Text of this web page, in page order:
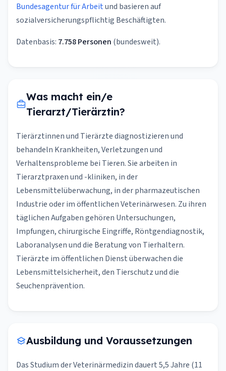
Bundesagentur für Arbeitund basieren auf
sozialversicherungspflichtig Beschäftigten.
Datenbasis: 7.758 Personen (bundesweit).
Was macht ein/e
Tierarzt/Tierärztin?
Tierärztinnen und Tierärzte diagnostizieren und
behandeln Krankheiten, Verletzungen und
Verhaltensprobleme bei Tieren. Sie arbeiten in
Tierarztpraxen und -kliniken, in der
Lebensmittelüberwachung, in der pharmazeutischen
Industrie oder im öffentlichen Veterinärwesen. Zu ihren
täglichen Aufgaben gehören Untersuchungen,
Impfungen, chirurgische Eingriffe, Röntgendiagnostik,
Laboranalysen und die Beratung von Tierhaltern.
Tierärzte im öffentlichen Dienst überwachen die
Lebensmittelsicherheit, den Tierschutz und die
Seuchenprävention.
Ausbildung und Voraussetzungen
Das Studium der Veterinärmedizin dauert 5,5 Jahre (11